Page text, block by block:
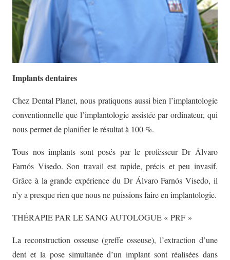
Implants dentaires
Chez Dental Planet, nous pratiquons aussi bien l’implantologie
conventionnelle que l’implantologie assistée par ordinateur, qui
nous permet de planifier le résultat à 100 %.
Tous nos implants sont posés par le professeur Dr Álvaro
Farnós Visedo. Son travail est rapide, précis et peu invasif.
Grâce à la grande expérience du Dr Álvaro Farnós Visedo, il
n’y a presque rien que nous ne puissions faire en implantologie.
THÉRAPIE PAR LE SANG AUTOLOGUE « PRF »
La reconstruction osseuse (greffe osseuse), l’extraction d’une
dent et la pose simultanée d’un implant sont réalisées dans